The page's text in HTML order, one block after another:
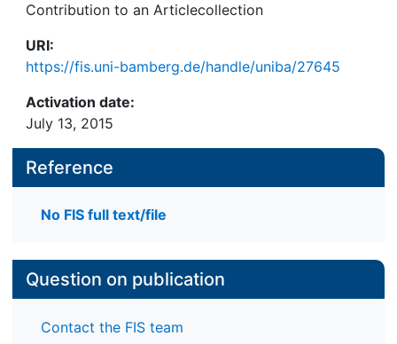
Contribution to an Articlecollection
URI:
https://fis.uni-bamberg.de/handle/uniba/27645
Activation date:
July 13, 2015
Reference
No FIS full text/file
Question on publication
Contact the FIS team